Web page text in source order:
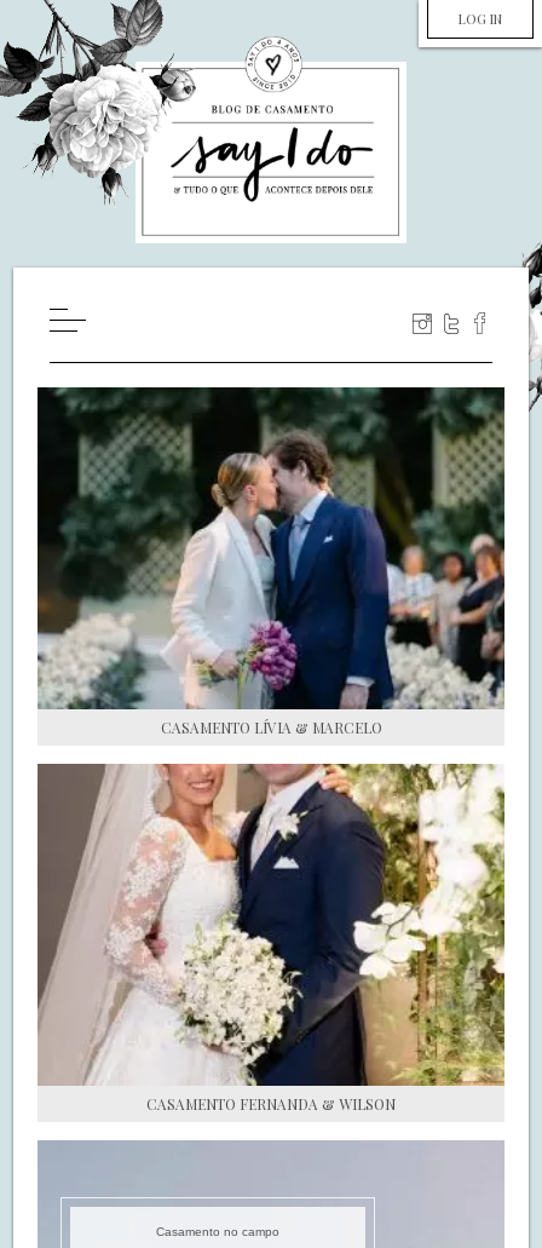
LOG IN
WILL YOU MARRY ME?
LUA DE MEL
COZINHA
DECORAÇÃO
DE NOIVA PRA NOIVA
S.O.S CASADAS
FALE COM O SAY I DO
CASAMENTO LÍVIA & MARCELO
CASAMENTO FERNANDA & WILSON
Casamento no campo